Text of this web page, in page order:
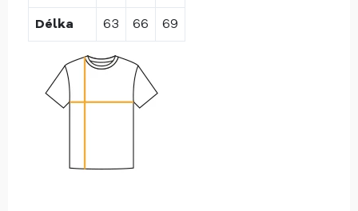
Délka
63 66 69